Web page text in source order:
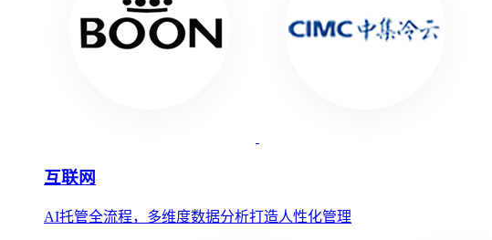
互联网
AI托管全流程，多维度数据分析打造人性化管理